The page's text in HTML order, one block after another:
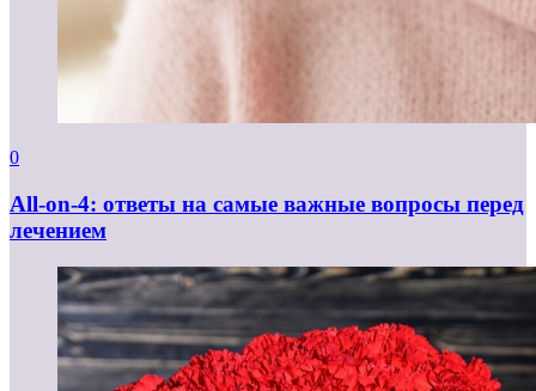
0
All-on-4: ответы на самые важные вопросы перед
лечением